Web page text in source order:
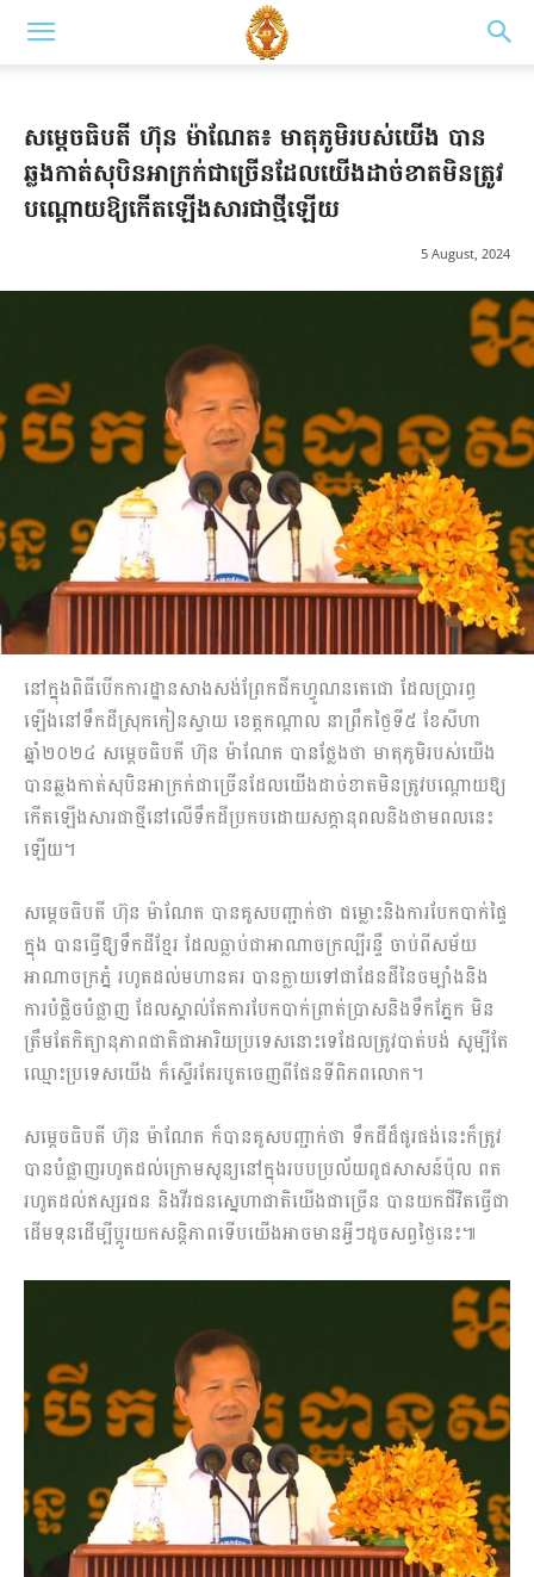
សម្តេចធិបតី ហ៊ុន ម៉ាណែត៖ មាតុភូមិរបស់យើង បាន
ឆ្លងកាត់សុបិនអាក្រក់ជាច្រើនដែលយើងដាច់ខាតមិនត្រូវ
បណ្តោយឱ្យកើតឡើងសារជាថ្មីឡើយ
5 August, 2024
នៅក្នុងពិធីបើកការដ្ឋានសាងសង់ព្រែកជីកហ្វូណនតេជោ ដែលប្រារព្ធ
ឡើងនៅទឹកដីស្រុកកៀនស្វាយ ខេត្តកណ្តាល នាព្រឹកថ្ងៃទី៥ ខែសីហា
ឆ្នាំ២០២៤ សម្តេចធិបតី ហ៊ុន ម៉ាណែត បានថ្លែងថា មាតុភូមិរបស់យើង
បានឆ្លងកាត់សុបិនអាក្រក់ជាច្រើនដែលយើងដាច់ខាតមិនត្រូវបណ្តោយឱ្យ
កើតឡើងសារជាថ្មីនៅលើទឹកដីប្រកបដោយសក្តានុពលនិងថាមពលនេះ
ឡើយ។
សម្តេចធិបតី ហ៊ុន ម៉ាណែត បានគូសបញ្ជាក់ថា ជម្លោះនិងការបែកបាក់ផ្ទៃ
ក្នុង បានធ្វើឱ្យទឹកដីខ្មែរ ដែលធ្លាប់ជាអាណាចក្រល្បីរន្ទឺ ចាប់ពីសម័យ
អាណាចក្រភ្នំ រហូតដល់មហានគរ បានក្លាយទៅជាដែនដីនៃចម្បាំងនិង
ការបំផ្លិចបំផ្លាញ ដែលស្គាល់តែការបែកបាក់ព្រាត់ប្រាសនិងទឹកភ្នែក មិន
ត្រឹមតែកិត្យានុភាពជាតិជាអារិយប្រទេសនោះទេដែលត្រូវបាត់បង់ សូម្បីតែ
ឈ្មោះប្រទេសយើង ក៏ស្ទើរតែរបូតចេញពីផែនទីពិភពលោក។
សម្តេចធិបតី ហ៊ុន ម៉ាណែត ក៏បានគូសបញ្ជាក់ថា ទឹកដីដ៏ផូរផង់នេះក៏ត្រូវ
បានបំផ្លាញរហូតដល់ក្រោមសូន្យនៅក្នុងរបបប្រល័យពូជសាសន៍ប៉ុល ពត
រហូតដល់ឥស្សរជន និងវីរជនស្នេហាជាតិយើងជាច្រើន បានយកជីវិតធ្វើជា
ដើមទុនដើម្បីប្តូរយកសន្តិភាពទើបយើងអាចមានអ្វីៗដូចសព្វថ្ងៃនេះ៕